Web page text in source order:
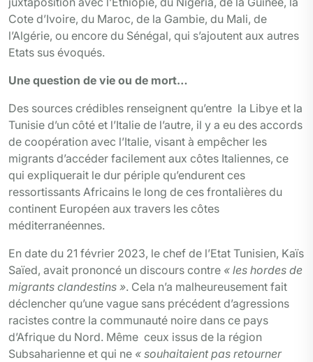
Cote d’Ivoire, du Maroc, de la Gambie, du Mali, de
l’Algérie, ou encore du Sénégal, qui s’ajoutent aux autres
Etats sus évoqués.
Une question de vie ou de mort…
Des sources crédibles renseignent qu’entre la Libye et la
Tunisie d’un côté et l’Italie de l’autre, il y a eu des accords
de coopération avec l’Italie, visant à empêcher les
migrants d’accéder facilement aux côtes Italiennes, ce
qui expliquerait le dur périple qu’endurent ces
ressortissants Africains le long de ces frontalières du
continent Européen aux travers les côtes
méditerranéennes.
En date du 21 février 2023, le chef de l’Etat Tunisien, Kaïs
Saïed, avait prononcé un discours contre « les hordes de
migrants clandestins ». Cela n’a malheureusement fait
déclencher qu’une vague sans précédent d’agressions
racistes contre la communauté noire dans ce pays
d’Afrique du Nord. Même ceux issus de la région
Subsaharienne et qui ne « souhaitaient pas retourner